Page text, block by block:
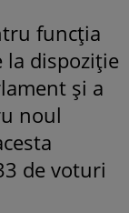
funcția
la dispoziție
și a
noul
de voturi